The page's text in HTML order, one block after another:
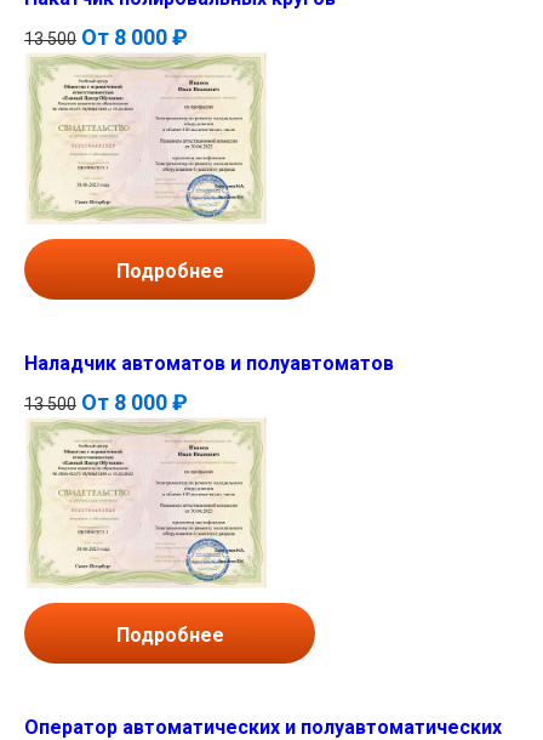
13 500 От 8 000 ₽
Подробнее
Наладчик автоматов и полуавтоматов
13 500 От 8 000 ₽
Подробнее
Оператор автоматических и полуавтоматических